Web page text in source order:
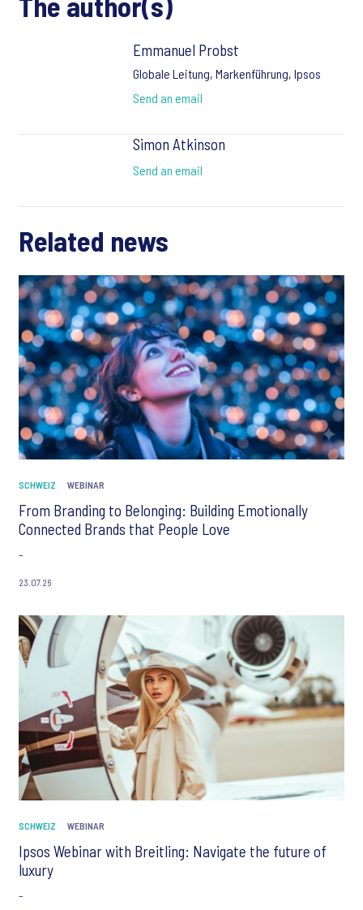
Emmanuel Probst
Globale Leitung, Markenführung, Ipsos
Send an email
Simon Atkinson
Send an email
Related news
SCHWEIZ WEBINAR
From Branding to Belonging: Building Emotionally
Connected Brands that People Love
-
23.07.26
SCHWEIZ WEBINAR
Ipsos Webinar with Breitling: Navigate the future of
luxury
-